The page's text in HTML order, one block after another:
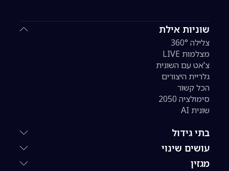
שוניות אילת
צלילה 360°
מצלמות LIVE
צ'אט עם השונית
גלריית היצורים
הכל קשור
סימולציה 2050
שונית AI
בתי גידול
עושים שינוי
מגזין